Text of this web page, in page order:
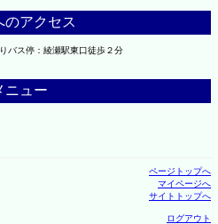
のアクセス
バス停：綾瀬駅東口徒歩２分
ニュー
ページトップへ
マイページへ
サイトトップへ
ログアウト